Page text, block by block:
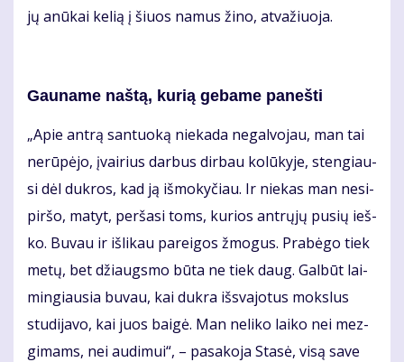
jų anū­kai ke­lią į šiuos na­mus ži­no, at­va­žiuo­ja.
Gau­na­me naš­tą, ku­rią ge­ba­me pa­neš­ti
„Apie an­trą san­tuo­ką nie­ka­da ne­gal­vo­jau, man tai
ne­rū­pė­jo, įvai­rius dar­bus dir­bau ko­lū­ky­je, sten­giau­
si dėl duk­ros, kad ją iš­mo­ky­čiau. Ir nie­kas man ne­si­
pir­šo, ma­tyt, per­ša­si toms, ku­rios ant­rų­jų pu­sių ieš­
ko. Bu­vau ir iš­li­kau pa­rei­gos žmo­gus. Pra­bė­go tiek
me­tų, bet džiaugs­mo bū­ta ne tiek daug. Gal­būt lai­
min­giau­sia bu­vau, kai duk­ra iš­sva­jo­tus moks­lus
stu­di­ja­vo, kai juos bai­gė. Man ne­li­ko lai­ko nei mez­
gi­mams, nei au­di­mui“, – pa­sa­ko­ja Sta­sė, vi­są sa­ve